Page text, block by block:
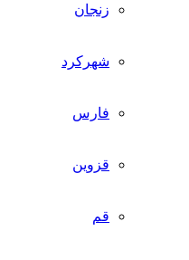
زنجان
شهرکرد
فارس
قزوین
قم